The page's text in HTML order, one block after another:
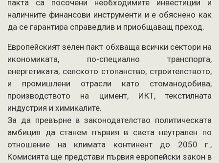
пакта са посочени необходимите инвестиции и
наличните финансови инструменти и е обяснено как
да се гарантира справедлив и приобщаващ преход.
Европейският зелен пакт обхваща всички сектори на
икономиката, по-специално транспорта,
енергетиката, селското стопанство, строителството,
и промишлени отрасли като стоманодобива,
производството на цимент, ИКТ, текстилната
индустрия и химикалите.
За да превърне в законодателство политическата
амбиция да станем първия в света неутрален по
отношение на климата континент до 2050 г.,
Комисията ще представи първия европейски закон в